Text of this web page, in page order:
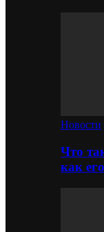
Новости
Что
как